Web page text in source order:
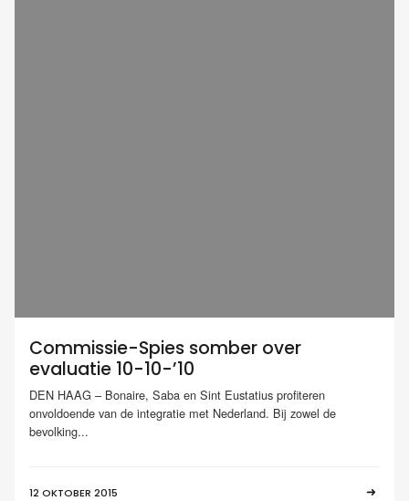
Commissie-Spies somber over
evaluatie 10-10-’10
DEN HAAG – Bonaire, Saba en Sint Eustatius profiteren
onvoldoende van de integratie met Nederland. Bij zowel de
bevolking...
12 OKTOBER 2015